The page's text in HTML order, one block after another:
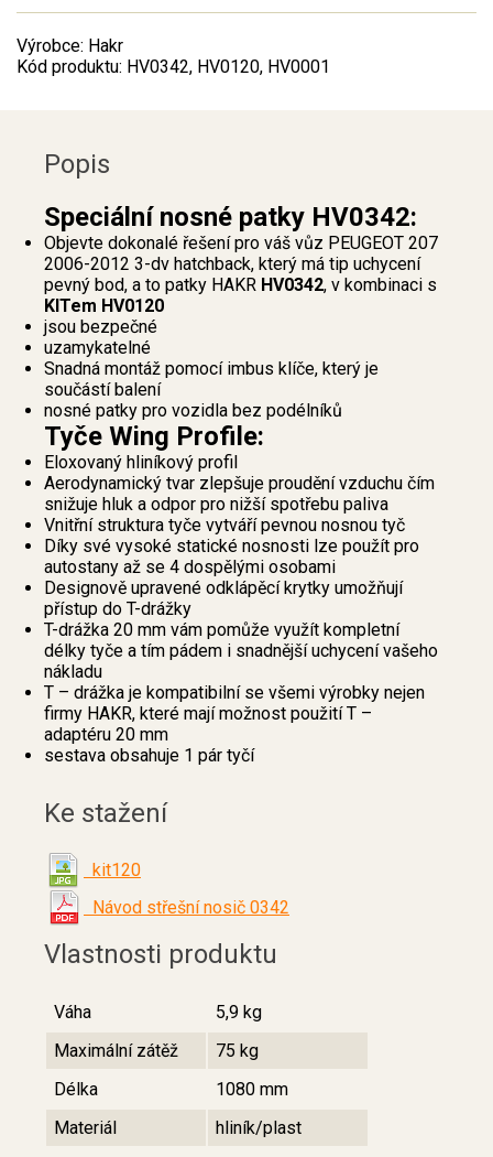
Výrobce: Hakr
Kód produktu: HV0342, HV0120, HV0001
Popis
Speciální nosné patky HV0342:
Objevte dokonalé řešení pro váš vůz PEUGEOT 207
2006-2012 3-dv hatchback, který má tip uchycení
pevný bod, a to patky HAKR HV0342, v kombinaci s
KITem HV0120
jsou bezpečné
uzamykatelné
Snadná montáž pomocí imbus klíče, který je
součástí balení
nosné patky pro vozidla bez podélníků
Tyče Wing Profile:
Eloxovaný hliníkový profil
Aerodynamický tvar zlepšuje proudění vzduchu čím
snižuje hluk a odpor pro nižší spotřebu paliva
Vnitřní struktura tyče vytváří pevnou nosnou tyč
Díky své vysoké statické nosnosti lze použít pro
autostany až se 4 dospělými osobami
Designově upravené odklápěcí krytky umožňují
přístup do T-drážky
T-drážka 20 mm vám pomůže využít kompletní
délky tyče a tím pádem i snadnější uchycení vašeho
nákladu
T – drážka je kompatibilní se všemi výrobky nejen
firmy HAKR, které mají možnost použití T –
adaptéru 20 mm
sestava obsahuje 1 pár tyčí
Ke stažení
kit120
Návod střešní nosič 0342
Vlastnosti produktu
Váha
5,9 kg
Maximální zátěž
75 kg
Délka
1080 mm
Materiál
hliník/plast